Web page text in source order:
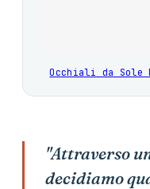
Occhiali da Sole
"Attraverso
decidiamo